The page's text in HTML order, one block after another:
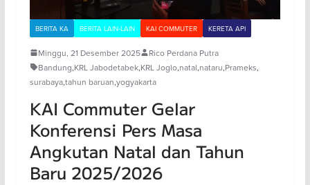
BERITA KA BERITA LAIN-LAIN KAI COMMUTER KERETA API
Minggu, 21 Desember 2025
Rico Perdana Putra
Bandung,KRL Jabodetabek,KRL Joglo,natal,nataru,Prameks,
surabaya,tahun baruan,yogyakarta
KAI Commuter Gelar
Konferensi Pers Masa
Angkutan Natal dan Tahun
Baru 2025/2026